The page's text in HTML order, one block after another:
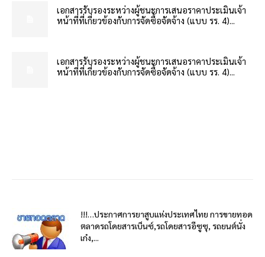
เอกสารรับรองระหว่างผู้ชนะการเสนอราคาประเมินเจ้า
หน้าที่ที่เกี่ยวข้องกับการจัดซื้อจัดจ้าง (แบบ รร. 4)...
เอกสารรับรองระหว่างผู้ชนะการเสนอราคาประเมินเจ้า
หน้าที่ที่เกี่ยวข้องกับการจัดซื้อจัดจ้าง (แบบ รร. 4)...
!!!…ประกาศการยาสูบแห่งประเทศไทย การขายทอด
ตลาดรถโดยสารเบ็นซ์,รถโดยสารอีซูซุ, รถยนต์นั่ง
เก๋ง,...